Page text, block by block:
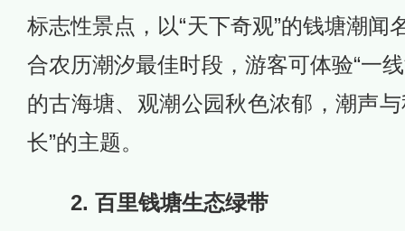
标志性景点，以“天下奇观”的钱塘潮闻
合农历潮汐最佳时段，游客可体验“一
的古海塘、观潮公园秋色浓郁，潮声
长”的主题。
2. 百里钱塘生态绿带